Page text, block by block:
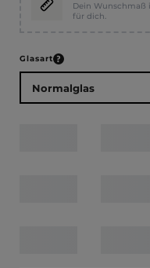
Dein Wunschmaß
für dich.
Glasartauswählen